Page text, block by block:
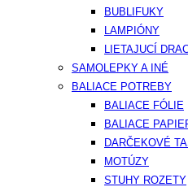
BUBLIFUKY
LAMPIÓNY
LIETAJUCÍ
SAMOLEPKY A INÉ
BALIACE POTREBY
BALIACE FÓLIE
BALIACE
DARČEKOVÉ
MOTÚZY
STUHY ROZETY